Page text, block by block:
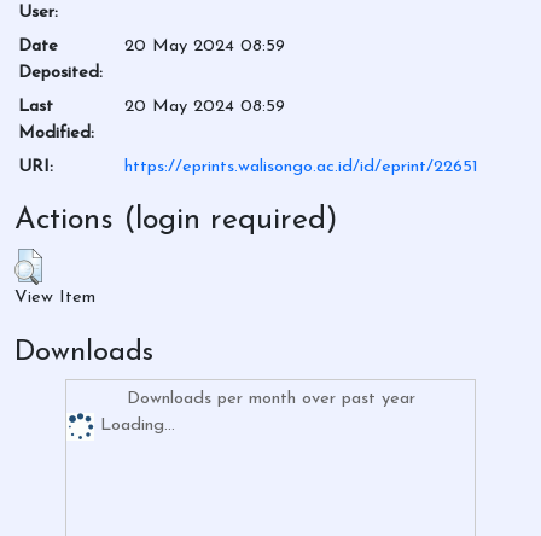
User:
Date
Deposited:
20 May 2024 08:59
Last
Modified:
20 May 2024 08:59
URI: https://eprints.walisongo.ac.id/id/eprint/22651
Actions (login required)
View Item
Downloads
Downloads per month over past year
Loading...